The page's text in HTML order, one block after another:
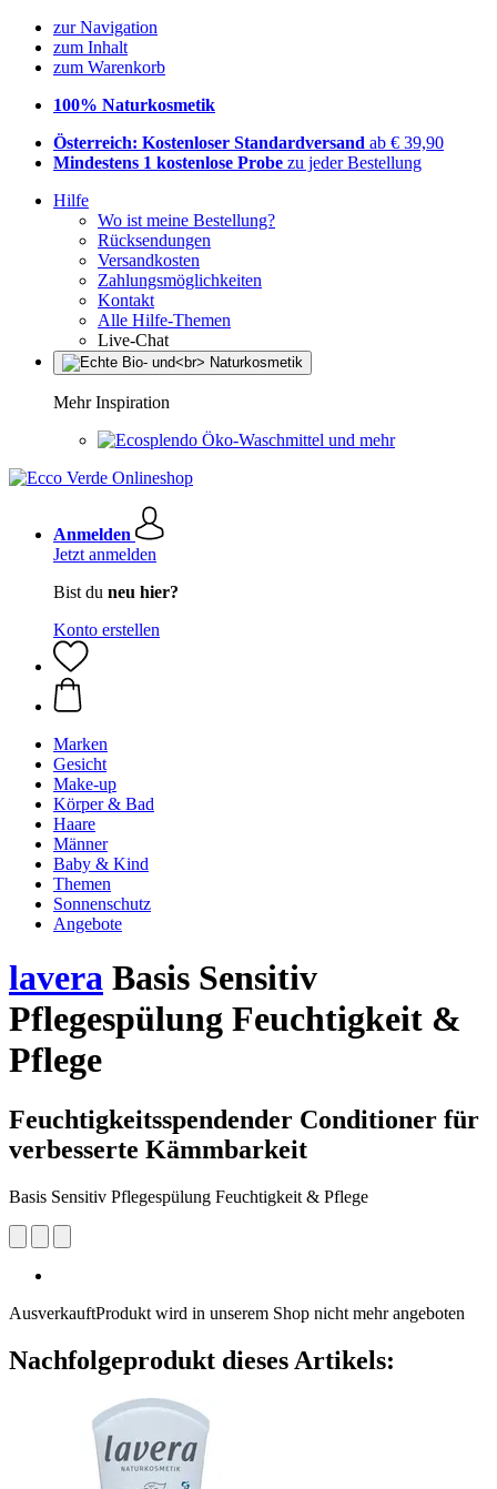
zur Navigation
zum Inhalt
zum Warenkorb
100% Naturkosmetik
Österreich: Kostenloser Standardversand ab € 39,90
Mindestens 1 kostenlose Probe zu jeder Bestellung
Hilfe
Wo ist meine Bestellung?
Rücksendungen
Versandkosten
Zahlungsmöglichkeiten
Kontakt
Alle Hilfe-Themen
Live-Chat
Mehr Inspiration
Öko-Waschmittel und mehr
Anmelden
Jetzt anmelden
Bist du neu hier?
Konto erstellen
Marken
Gesicht
Make-up
Körper & Bad
Haare
Männer
Baby & Kind
Themen
Sonnenschutz
Angebote
lavera Basis Sensitiv
Pflegespülung Feuchtigkeit &
Pflege
Feuchtigkeitsspendender Conditioner für
verbesserte Kämmbarkeit
Basis Sensitiv Pflegespülung Feuchtigkeit & Pflege
AusverkauftProdukt wird in unserem Shop nicht mehr angeboten
Nachfolgeprodukt dieses Artikels: